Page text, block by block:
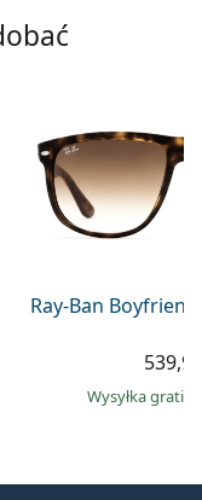
Ray-Ban
Wysyłka gratis